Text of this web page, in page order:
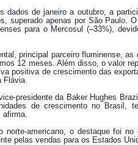
dados de janeiro a outubro, a
superado apenas por São Paulo.
para o Mercosul (–33%),
principal parceiro fluminense,
12 meses. Além disso, o valor
positiva de crescimento das
Flávia.
presidente da Baker Hughes
de crescimento no Brasil,
afirma.
norte-americano, o destaque foi
pelas vendas para os Estados